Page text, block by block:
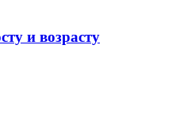
и возрасту